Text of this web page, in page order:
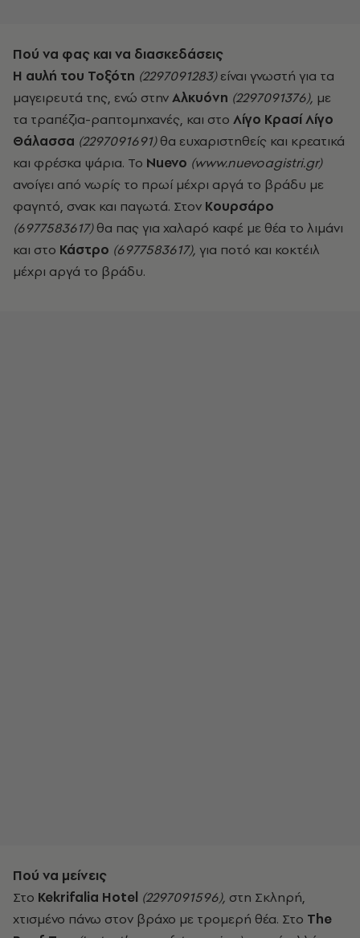
Πού να φας και να διασκεδάσεις
Η αυλή του Τοξότη (2297091283)είναι γνωστή για τα
μαγειρευτά της, ενώ στηνΑλκυόνη (2297091376), με
τα τραπέζια-ραπτομηχανές, και στο Λίγο Κρασί Λίγο
Θάλασσα (2297091691)θα ευχαριστηθείς και κρεατικά
και φρέσκα ψάρια. Το Nuevo (www.nuevoagistri.gr)
ανοίγει από νωρίς το πρωί μέχρι αργά το βράδυ με
φαγητό, σνακ και παγωτά. Στον Κουρσάρο
(6977583617)θα πας για χαλαρό καφέ με θέα το λιμάνι
και στο Κάστρο (6977583617), για ποτό και κοκτέιλ
μέχρι αργά το βράδυ.
Πού να μείνεις
Στο Kekrifalia Hotel (2297091596), στη Σκληρή,
χτισμένο πάνω στον βράχο με τρομερή θέα. Στο The